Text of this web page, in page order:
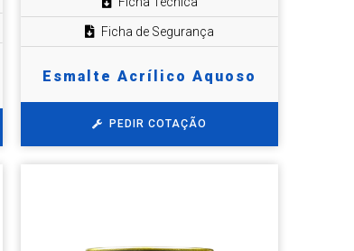
Ficha de Segurança
Esmalte Acrílico Aquoso
PEDIR COTAÇÃO